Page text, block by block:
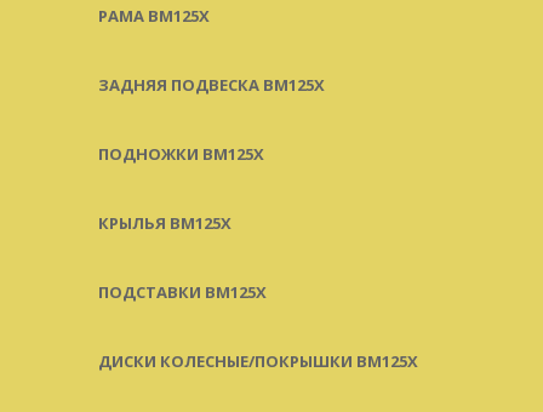
РАМА BM125X
ЗАДНЯЯ ПОДВЕСКА BM125X
ПОДНОЖКИ BM125X
КРЫЛЬЯ BM125X
ПОДСТАВКИ BM125X
ДИСКИ КОЛЕСНЫЕ/ПОКРЫШКИ BM125X